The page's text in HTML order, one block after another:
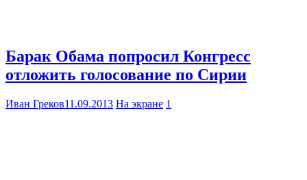
Барак Обама попросил Конгресс
отложить голосование по Сирии
Иван Греков11.09.2013 На экране 1